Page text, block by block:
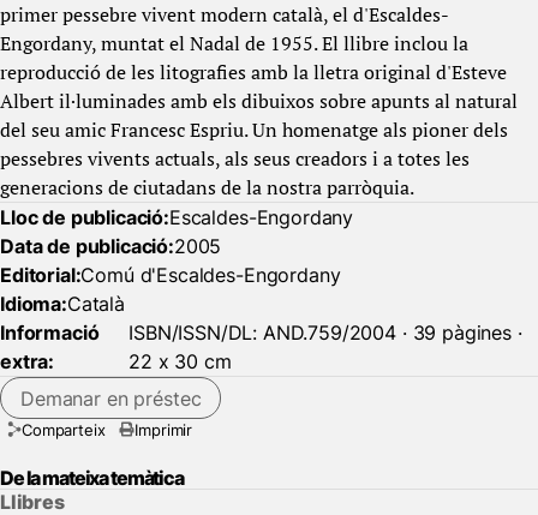
primer pessebre vivent modern català, el d'Escaldes-
Engordany, muntat el Nadal de 1955. El llibre inclou la
reproducció de les litografies amb la lletra original d'Esteve
Albert il·luminades amb els dibuixos sobre apunts al natural
del seu amic Francesc Espriu. Un homenatge als pioner dels
pessebres vivents actuals, als seus creadors i a totes les
generacions de ciutadans de la nostra parròquia.
Lloc de publicació:Escaldes-Engordany
Data de publicació:2005
Editorial:Comú d'Escaldes-Engordany
Idioma:Català
Informació
extra:
ISBN/ISSN/DL: AND.759/2004 · 39 pàgines ·
22 x 30 cm
Demanar en préstec
Comparteix Imprimir
De la mateixa temàtica
Llibres